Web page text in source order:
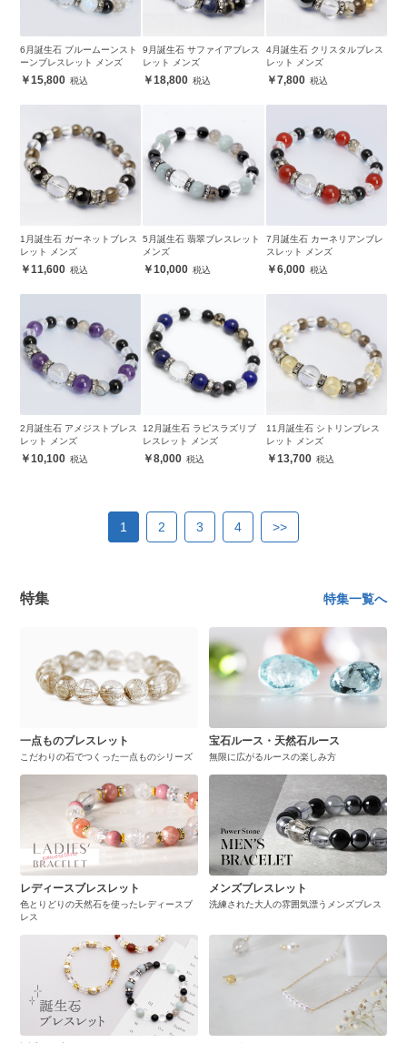
6月誕生石 ブルームーンスト
ーンブレスレット メンズ
15,800
9月誕生石 サファイアブレス
レット メンズ
18,800
4月誕生石 クリスタルブレス
レット メンズ
7,800
1月誕生石 ガーネットブレス
レット メンズ
11,600
5月誕生石 翡翠ブレスレット
メンズ
10,000
7月誕生石 カーネリアンブレ
スレット メンズ
6,000
2月誕生石 アメジストブレス
レット メンズ
10,100
12月誕生石 ラピスラズリブ
レスレット メンズ
8,000
11月誕生石 シトリンブレス
レット メンズ
13,700
1 2 3 4 >>
特集 特集一覧へ
一点ものブレスレット
こだわりの石でつくった一点ものシリーズ
宝石ルース・天然石ルース
無限に広がるルースの楽しみ方
レディースブレスレット
色とりどりの天然石を使ったレディースブ
レス
メンズブレスレット
洗練された大人の雰囲気漂うメンズブレス